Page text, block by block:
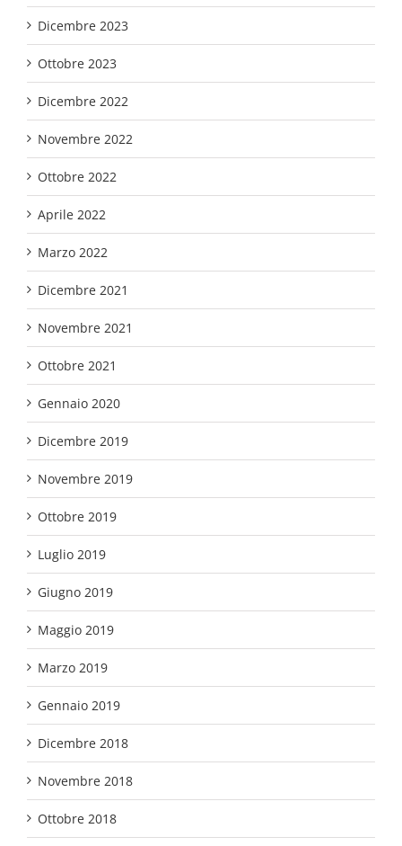
Dicembre 2023
Ottobre 2023
Dicembre 2022
Novembre 2022
Ottobre 2022
Aprile 2022
Marzo 2022
Dicembre 2021
Novembre 2021
Ottobre 2021
Gennaio 2020
Dicembre 2019
Novembre 2019
Ottobre 2019
Luglio 2019
Giugno 2019
Maggio 2019
Marzo 2019
Gennaio 2019
Dicembre 2018
Novembre 2018
Ottobre 2018